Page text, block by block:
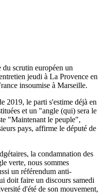
scrutin européen un
jeudi à La Provence en
insoumise à Marseille.
2019, le parti s'estime déjà en
et un "angle (qui) sera le
"Maintenant le peuple",
pays, affirme le député de
la condamnation des
verte, nous sommes
un référendum anti-
doit faire un discours samedi
d'été de son mouvement,